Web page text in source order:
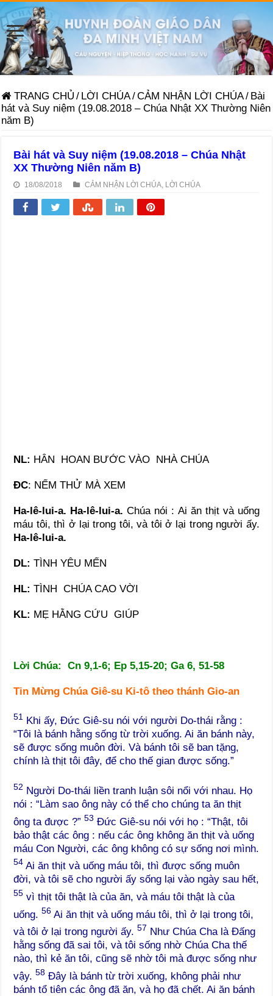
TRANG CHỦ / LỜI CHÚA/CẢM NHẬN LỜI CHÚA/ Bài
hát và Suy niệm (19.08.2018 – Chúa Nhật XX Thường Niên
năm B)
Bài hát và Suy niệm (19.08.2018 – Chúa Nhật
XX Thường Niên năm B)
18/08/2018 CẢM NHẬN LỜI CHÚA LỜI CHÚA
NL: HÂN HOAN BƯỚC VÀO NHÀ CHÚA
ĐC: NẾM THỬ MÀ XEM
Ha-lê-lui-a. Ha-lê-lui-a. Chúa nói : Ai ăn thịt và uống
máu tôi, thì ở lại trong tôi, và tôi ở lại trong người ấy.
Ha-lê-lui-a.
DL: TÌNH YÊU MẾN
HL: TÌNH CHÚA CAO VỜI
KL: MẸ HẰNG CỨU GIÚP
Lời Chúa: Cn 9,1-6; Ep 5,15-20; Ga 6, 51-58
Tin Mừng Chúa Giê-su Ki-tô theo thánh Gio-an
51 Khi ấy, Đức Giê-su nói với người Do-thái rằng :
“Tôi là bánh hằng sống từ trời xuống. Ai ăn bánh này,
sẽ được sống muôn đời. Và bánh tôi sẽ ban tặng,
chính là thịt tôi đây, để cho thế gian được sống.”
52 Người Do-thái liền tranh luận sôi nổi với nhau. Họ
nói : “Làm sao ông này có thể cho chúng ta ăn thịt
ông ta được ?”53 Đức Giê-su nói với họ : “Thật, tôi
bảo thật các ông : nếu các ông không ăn thịt và uống
máu Con Người, các ông không có sự sống nơi mình.
54 Ai ăn thịt và uống máu tôi, thì được sống muôn
đời, và tôi sẽ cho người ấy sống lại vào ngày sau hết,
55 vì thịt tôi thật là của ăn, và máu tôi thật là của
uống.56 Ai ăn thịt và uống máu tôi, thì ở lại trong tôi,
và tôi ở lại trong người ấy.57 Như Chúa Cha là Đấng
hằng sống đã sai tôi, và tôi sống nhờ Chúa Cha thế
nào, thì kẻ ăn tôi, cũng sẽ nhờ tôi mà được sống như
vậy.58 Đây là bánh từ trời xuống, không phải như
bánh tổ tiên các ông đã ăn, và họ đã chết. Ai ăn bánh